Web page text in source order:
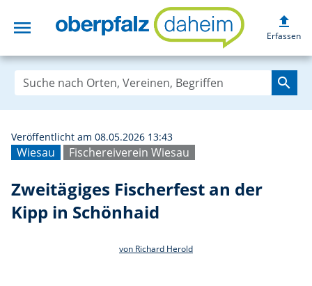
menu Zweitägiges
upload
Erfassen
search
Wiesau Fischereiverein Wiesau
Veröffentlicht am 08.05.2026 13:43
Zweitägiges Fischerfest an der
Kipp in Schönhaid
von Richard Herold